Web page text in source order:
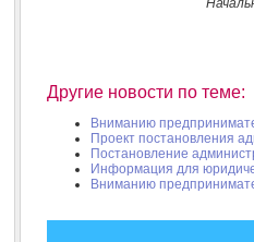
Другие новости по теме:
Вниманию
Проект постановления
Постановление
Информация для
Вниманию